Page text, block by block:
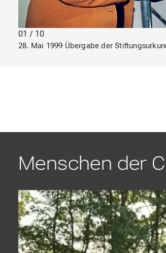
01 / 10
28. Mai 1999 Übergabe der
Menschen der